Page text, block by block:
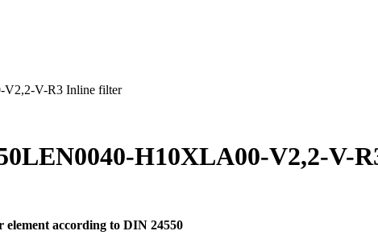
V2,2-V-R3 Inline filter
H10XLA00-V2,2-V-
according to DIN 24550